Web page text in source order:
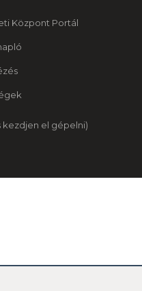
Központ Portál